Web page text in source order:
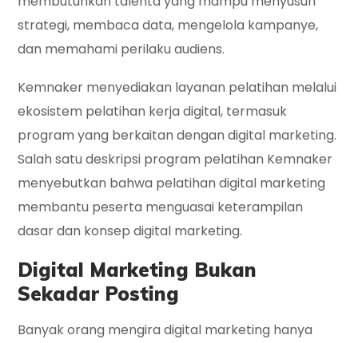
strategi, membaca data, mengelola kampanye,
dan memahami perilaku audiens.
Kemnaker menyediakan layanan pelatihan melalui
ekosistem pelatihan kerja digital, termasuk
program yang berkaitan dengan digital marketing.
Salah satu deskripsi program pelatihan Kemnaker
menyebutkan bahwa pelatihan digital marketing
membantu peserta menguasai keterampilan
dasar dan konsep digital marketing.
Digital Marketing Bukan
Sekadar Posting
Banyak orang mengira digital marketing hanya